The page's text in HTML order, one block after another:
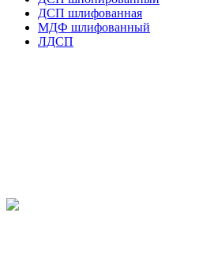
ДСП шлифованная
МДФ шлифованный
ЛДСП